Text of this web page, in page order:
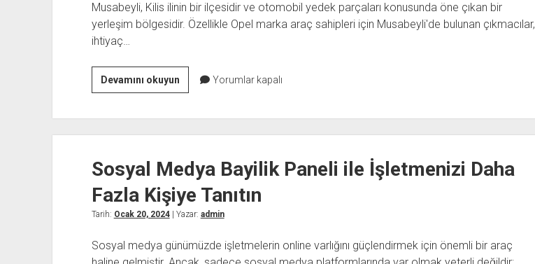
Musabeyli, Kilis ilinin bir ilçesidir ve otomobil yedek parçaları konusunda öne çıkan bir
yerleşim bölgesidir. Özellikle Opel marka araç sahipleri için Musabeyli'de bulunan çıkmacılar,
ihtiyaç…
Devamını okuyunKilis
Musabeyli
Yorumlar kapalı
Sosyal Medya Bayilik Paneli ile İşletmenizi Daha
Fazla Kişiye Tanıtın
Tarih: Ocak 20, 2024| Yazar: admin
Sosyal medya günümüzde işletmelerin online varlığını güçlendirmek için önemli bir araç